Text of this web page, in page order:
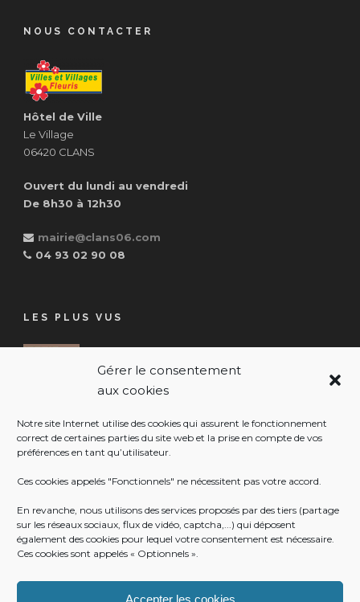
Gérer le consentement
aux cookies
Notre site Internet utilise des cookies qui assurent le fonctionnement
correct de certaines parties du site web et la prise en compte de vos
préférences en tant qu’utilisateur.
Ces cookies appelés "Fonctionnels" ne nécessitent pas votre accord.
En revanche, nous utilisons des services proposés par des tiers (partage
sur les réseaux sociaux, flux de vidéo, captcha,...) qui déposent
également des cookies pour lequel votre consentement est nécessaire.
Ces cookies sont appelés « Optionnels ».
Accepter les cookies
NOUS CONTACTER
Hôtel de Ville
Le Village
06420 CLANS
Ouvert du lundi au vendredi
De 8h30 à 12h30
mairie@clans06.com
04 93 02 90 08
LES PLUS VUS
17 Juil 2026
17 Juil 2026
LA COMMUNE
16 Juil 2026